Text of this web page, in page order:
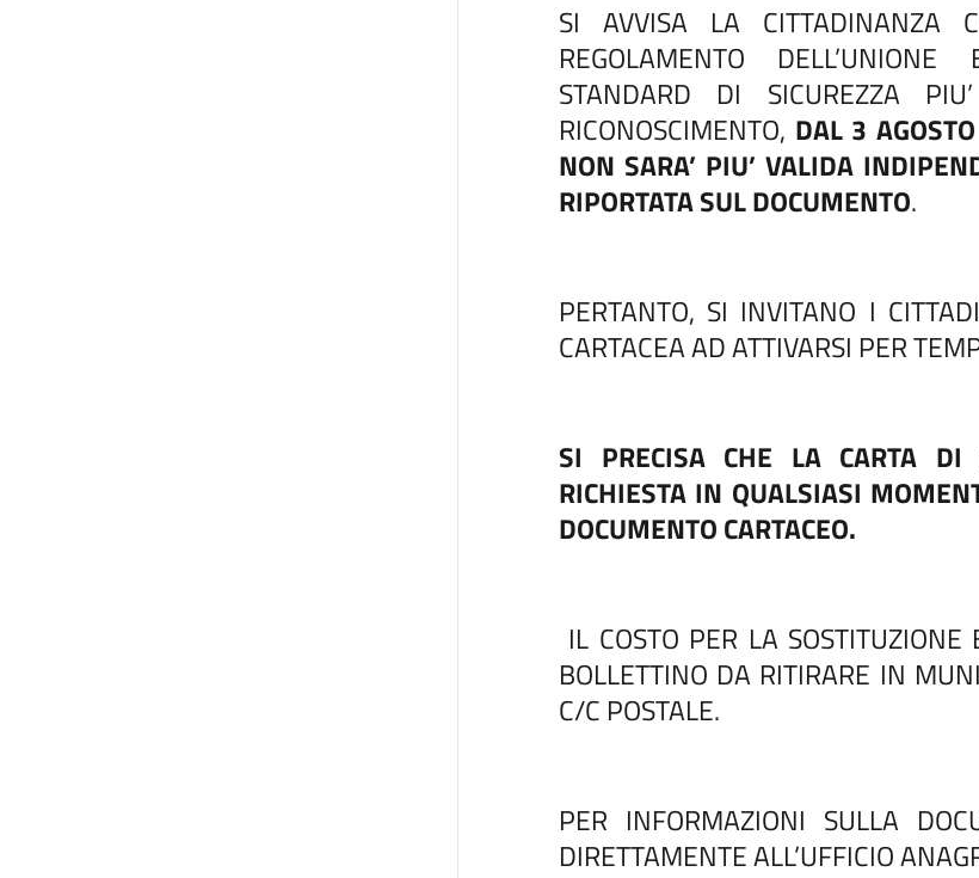
SI AVVISA LA CITTADINANZA
REGOLAMENTO
STANDARD DI SICUREZZA
RICONOSCIMENTO, DAL 3
NON SARA’ PIU’ VALIDA
RIPORTATA SUL DOCUMENTO.
PERTANTO, SI INVITANO I
CARTACEA AD ATTIVARSI PER
SI PRECISA CHE LA CARTA DI
RICHIESTA IN QUALSIASI
DOCUMENTO CARTACEO.
IL COSTO PER LA
BOLLETTINO DA RITIRARE IN
C/C POSTALE.
PER INFORMAZIONI SULLA
DIRETTAMENTE ALL’UFFICIO